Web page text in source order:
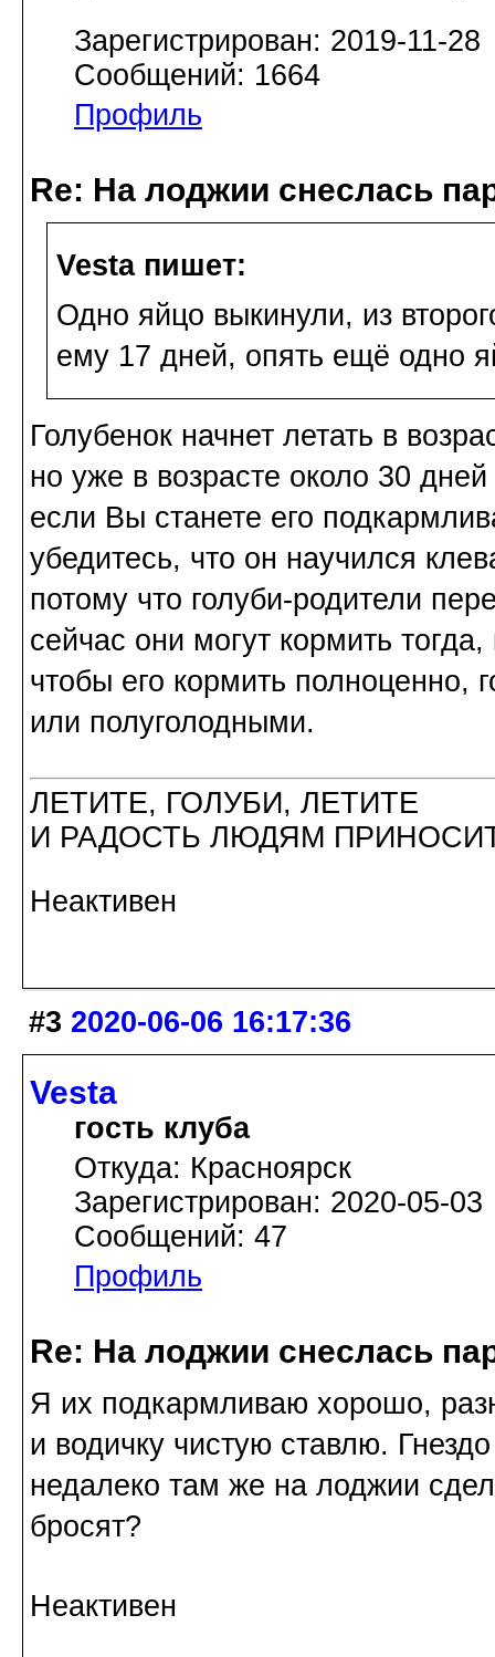
Зарегистрирован: 2019-11-28
Сообщений: 1664
Профиль
Re: На лоджии снеслась
Vesta пишет:
Одно яйцо выкинули, из
ему 17 дней, опять ещё одно
Голубенок начнет летать в
но уже в возрасте около 30
если Вы станете его
убедитесь, что он научился
потому что голуби-родители
сейчас они могут кормить
чтобы его кормить
или полуголодными.
ЛЕТИТЕ, ГОЛУБИ, ЛЕТИТЕ
И РАДОСТЬ ЛЮДЯМ
Неактивен
#3 2020-06-06 16:17:36
Vesta
гость клуба
Откуда: Красноярск
Зарегистрирован: 2020-05-03
Сообщений: 47
Профиль
Re: На лоджии снеслась
Я их подкармливаю хорошо,
и водичку чистую ставлю.
недалеко там же на лоджии
бросят?
Неактивен